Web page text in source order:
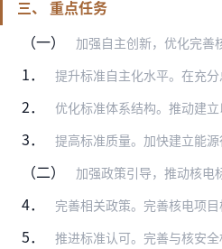
三、 重点任务
（一）
加强自主创新，优化完善
1． 提升标准自主化水平。在充分总结、凝练我国核电工程技术经验、科研成果的基础上，提升我
2． 优化标准体系结构。推动建立以通用标准为主、专用标准为辅的标准体系。提高标准体系的
3． 提高标准质量。加快建立能源行业核电标准动态管理机制，梳理分析现有核电标准质量和适
（二） 加强政策引导，推动核电
4． 完善相关政策。完善核电项目核准、监督的相关制度，将采用自主核电标准的比例作为
5． 推进标准认可。完善与核安全相关标准的认可制度，优化程序，